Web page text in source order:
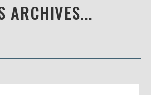
ARCHIVES...